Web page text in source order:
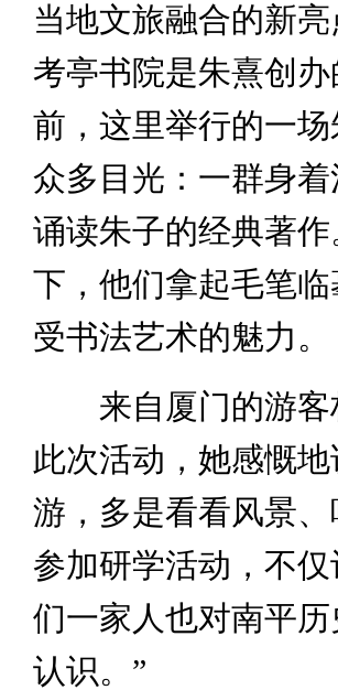
当地文旅融合的新
考亭书院是朱熹创
前，这里举行的一
众多目光：一群身
诵读朱子的经典著
下，他们拿起毛笔
受书法艺术的魅力。
来自厦门的游客
此次活动，她感慨
游，多是看看风景
参加研学活动，不
们一家人也对南平
认识。”